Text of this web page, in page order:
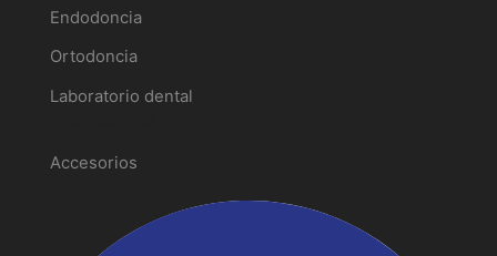
Endodoncia
Ortodoncia
Laboratorio dental
Accesorios